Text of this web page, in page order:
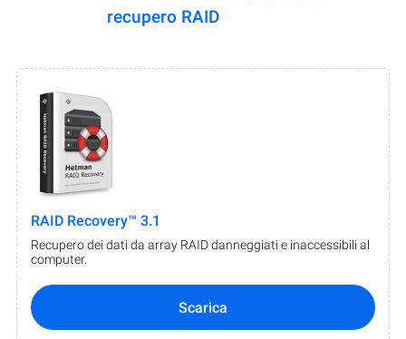
recupero RAID
RAID Recovery™ 3.1
Recupero dei dati da array RAID danneggiati e inaccessibili al
computer.
Scarica